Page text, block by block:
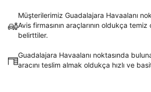
Müşterilerimiz Guadalajara Havaalanı
Avis firmasının araçlarının oldukça
belirttiler.
Guadalajara Havaalanı noktasında
aracını teslim almak oldukça hızlı ve